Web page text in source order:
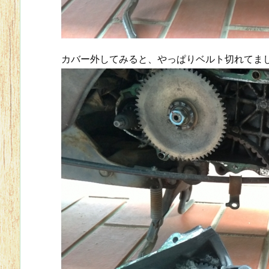
カバー外してみると、やっぱりベルト切れてま